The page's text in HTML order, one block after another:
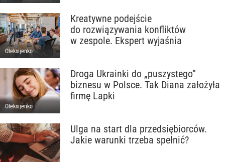
Oleksijenko
Kreatywne podejście
do rozwiązywania konfliktów
w zespole. Ekspert wyjaśnia
Oleksijenko
Droga Ukrainki do „puszystego”
biznesu w Polsce. Tak Diana założyła
firmę Lapki
Ulga na start dla przedsiębiorców.
Jakie warunki trzeba spełnić?